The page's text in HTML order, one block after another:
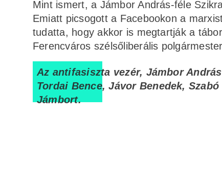
Mint ismert, a Jámbor András-féle
Emiatt picsogott a Facebookon a
tudatta, hogy akkor is megtartják a
Ferencváros szélsőliberális
Az antifasiszta vezér, Jámbor
Tordai Bence, Jávor Benedek,
Jámbort.